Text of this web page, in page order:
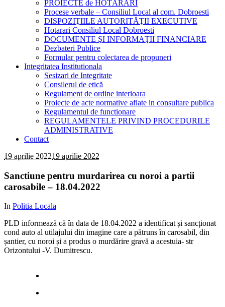
PROIECTE de HOTĂRÂRI
Procese verbale – Consiliul Local al com. Dobroesti
DISPOZIŢIILE AUTORITĂŢII EXECUTIVE
Hotarari Consiliul Local Dobroesti
DOCUMENTE ŞI INFORMAŢII FINANCIARE
Dezbateri Publice
Formular pentru colectarea de propuneri
Integritatea Institutionala
Sesizari de Integritate
Consilerul de etică
Regulament de ordine interioara
Proiecte de acte normative aflate in consultare publica
Regulamentul de functionare
REGULAMENTELE PRIVIND PROCEDURILE
ADMINISTRATIVE
Contact
19 aprilie 202219 aprilie 2022
Sanctiune pentru murdarirea cu noroi a partii
carosabile – 18.04.2022
In Politia Locala
PLD informează că în data de 18.04.2022 a identificat și sancționat
cond auto al utilajului din imagine care a pătruns în carosabil, din
șantier, cu noroi și a produs o murdărire gravă a acestuia- str
Orizontului -V. Dumitrescu.